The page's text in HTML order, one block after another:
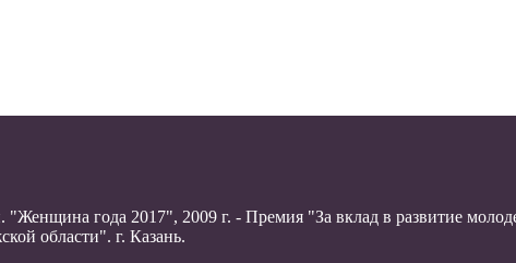
года 2017", 2009 г. - Премия "За вклад в развитие
области". г. Казань.